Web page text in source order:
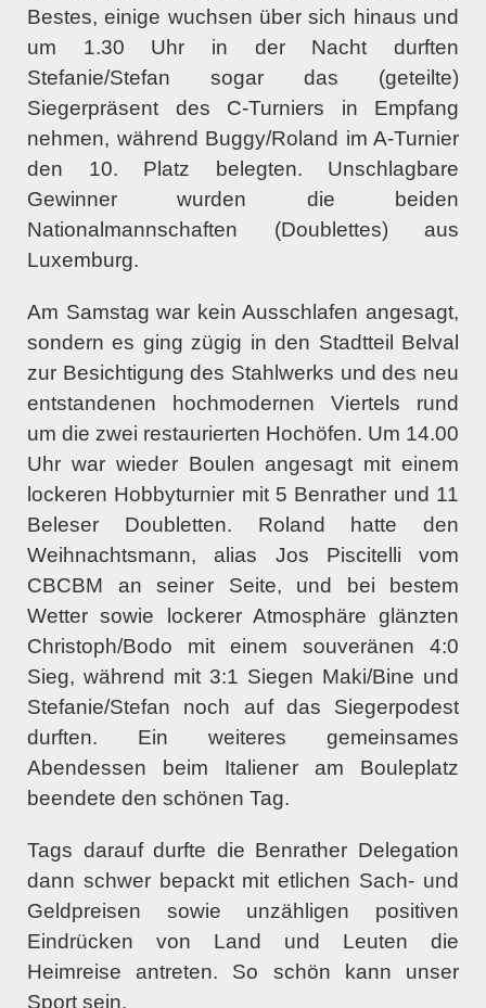
Bestes, einige wuchsen über sich hinaus und
um 1.30 Uhr in der Nacht durften
Stefanie/Stefan sogar das (geteilte)
Siegerpräsent des C-Turniers in Empfang
nehmen, während Buggy/Roland im A-Turnier
den 10. Platz belegten. Unschlagbare
Gewinner wurden die beiden
Nationalmannschaften (Doublettes) aus
Luxemburg.
Am Samstag war kein Ausschlafen angesagt,
sondern es ging zügig in den Stadtteil Belval
zur Besichtigung des Stahlwerks und des neu
entstandenen hochmodernen Viertels rund
um die zwei restaurierten Hochöfen. Um 14.00
Uhr war wieder Boulen angesagt mit einem
lockeren Hobbyturnier mit 5 Benrather und 11
Beleser Doubletten. Roland hatte den
Weihnachtsmann, alias Jos Piscitelli vom
CBCBM an seiner Seite, und bei bestem
Wetter sowie lockerer Atmosphäre glänzten
Christoph/Bodo mit einem souveränen 4:0
Sieg, während mit 3:1 Siegen Maki/Bine und
Stefanie/Stefan noch auf das Siegerpodest
durften. Ein weiteres gemeinsames
Abendessen beim Italiener am Bouleplatz
beendete den schönen Tag.
Tags darauf durfte die Benrather Delegation
dann schwer bepackt mit etlichen Sach- und
Geldpreisen sowie unzähligen positiven
Eindrücken von Land und Leuten die
Heimreise antreten. So schön kann unser
Sport sein.